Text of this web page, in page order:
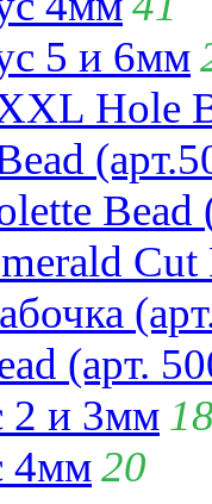
5 и 6мм
Hole
Bead
Cut
(арт.
2 и 3мм
4мм20